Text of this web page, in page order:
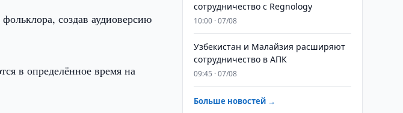
создав аудиоверсию
в определённое время на
сотрудничество с Regnology
10:00 · 07/08
Узбекистан и Малайзия расширяют
сотрудничество в АПК
09:45 · 07/08
Больше новостей →